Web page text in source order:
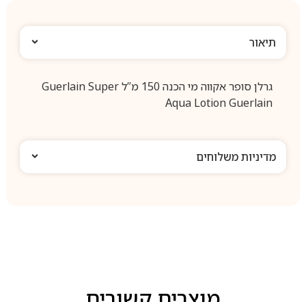
תיאור
גרלן סופר אקווה מי הכנה 150 מ”ל Guerlain Super
Aqua Lotion Guerlain
מדיניות משלוחים